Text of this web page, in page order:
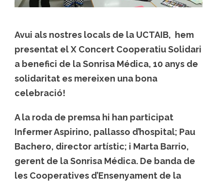
Avui als nostres locals de la UCTAIB, hem
presentat el X Concert Cooperatiu Solidari
a benefici de la Sonrisa Médica, 10 anys de
solidaritat es mereixen una bona
celebració!
A la roda de premsa hi han participat
Infermer Aspirino, pallasso d’hospital; Pau
Bachero, director artístic; i Marta Barrio,
gerent de la Sonrisa Médica. De banda de
les Cooperatives d’Ensenyament de la